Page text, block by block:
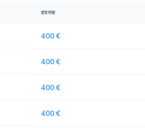
वयस्क
400 €
400 €
400 €
400 €